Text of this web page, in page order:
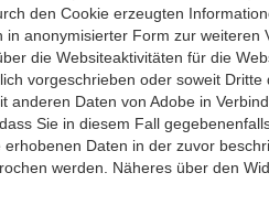
den Cookie erzeugten
anonymisierter Form zur weiteren
die Websiteaktivitäten für die
vorgeschrieben oder soweit Dritte
Daten von Adobe in
Sie in diesem Fall
Daten in der zuvor
werden. Näheres über den